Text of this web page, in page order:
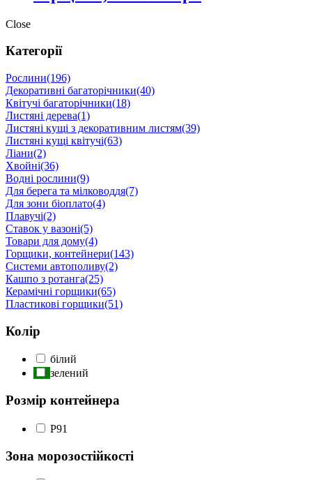
Close
Категорії
Рослини(196)
Декоративні багаторічники(40)
Квітучі багаторічники(18)
Листяні дерева(1)
Листяні кущі з декоративним листям(39)
Листяні кущі квітучі(63)
Ліани(2)
Хвойні(36)
Водні рослини(9)
Для берега та мілководдя(7)
Для зони біоплато(4)
Плавучі(2)
Ставок у вазоні(5)
Товари для дому(4)
Горщики, контейнери(143)
Системи автополиву(2)
Кашпо з ротанга(25)
Керамічні горщики(65)
Пластикові горщики(51)
Колір
білий
зелений
Розмір контейнера
P91
Зона морозостійкості